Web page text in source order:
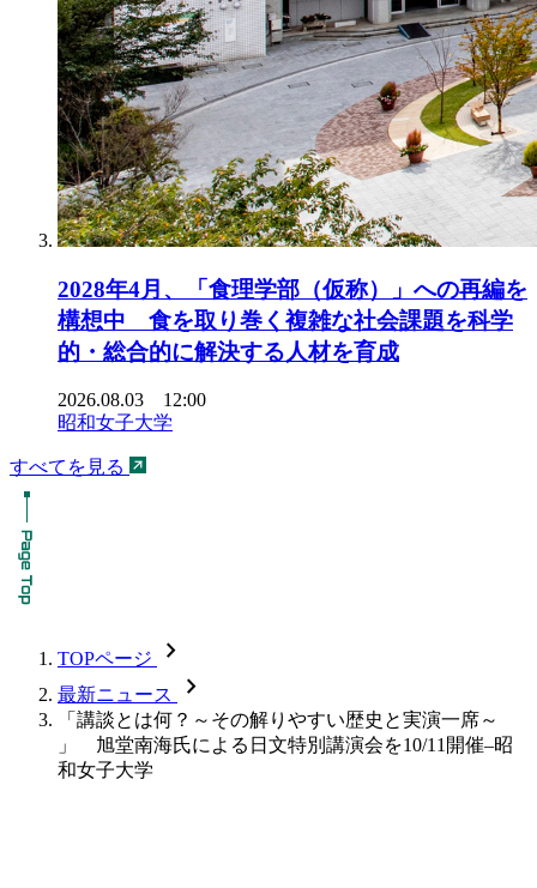
2028年4月、「食理学部（仮称）」への再編を
構想中 食を取り巻く複雑な社会課題を科学
的・総合的に解決する人材を育成
2026.08.03 12:00
昭和女子大学
すべてを見る
TOPページ chevron_forward
最新ニュース chevron_forward
「講談とは何？～その解りやすい歴史と実演一席～
」 旭堂南海氏による日文特別講演会を10/11開催–昭
和女子大学